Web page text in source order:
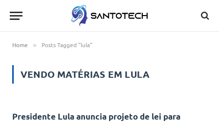
Home » Posts Tagged "lula"
VENDO MATÉRIAS EM LULA
Presidente Lula anuncia projeto de lei para